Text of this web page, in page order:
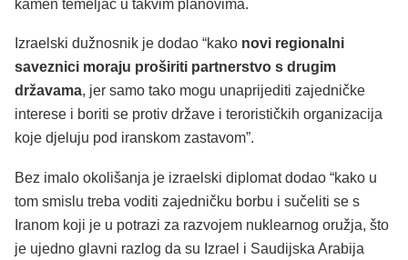
kamen temeljac u takvim planovima.
Izraelski dužnosnik je dodao “kako novi regionalni
saveznici moraju proširiti partnerstvo s drugim
državama, jer samo tako mogu unaprijediti zajedničke
interese i boriti se protiv države i terorističkih organizacija
koje djeluju pod iranskom zastavom”.
Bez imalo okolišanja je izraelski diplomat dodao “kako u
tom smislu treba voditi zajedničku borbu i sučeliti se s
Iranom koji je u potrazi za razvojem nuklearnog oružja, što
je ujedno glavni razlog da su Izrael i Saudijska Arabija